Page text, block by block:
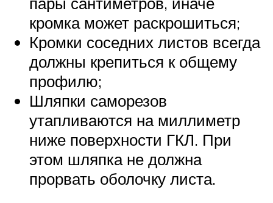
кромка может раскрошиться;
Кромки соседних листов всегда
должны крепиться к общему
профилю;
Шляпки саморезов
утапливаются на миллиметр
ниже поверхности ГКЛ. При
этом шляпка не должна
прорвать оболочку листа.